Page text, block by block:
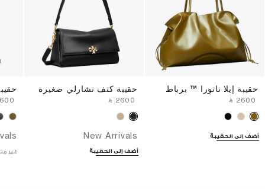
حقيبة إيلا ناتورا ™ برباط
‎ ⃁ ⁦2600⁩ ‎
أضف إلى الحقيبة
حقيبة كتف تشارلي صغيرة
‎ ⃁ ⁦2600⁩ ‎
New Arrivals
أضف إلى الحقيبة غير